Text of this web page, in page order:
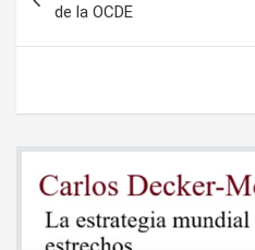
de
entradas
de la OCDE